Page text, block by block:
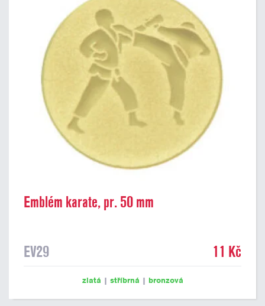
Emblém karate, pr. 50 mm
EV29 11 Kč
zlatá | stříbrná | bronzová